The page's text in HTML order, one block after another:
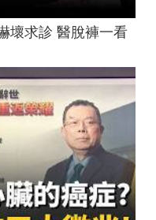
壞求診 醫脫褲一看